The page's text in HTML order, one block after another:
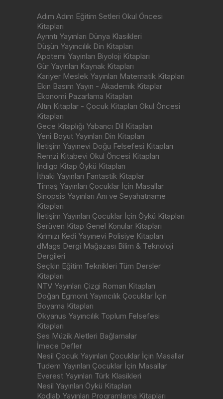
Adım Adım Eğitim Setleri Okul Öncesi
Kitapları
Ayrıntı Yayınları Dünya Klasikleri
Düşün Yayıncılık Din Kitapları
Apotemi Yayınları Biyoloji Kitapları
Gür Yayınları Kaynak Kitapları
Kariyer Meslek Yayınları Matematik Kitapları
Ekin Basım Yayın - Akademik Kitaplar
Ekonomi Pazarlama Kitapları
Altın Kitaplar - Çocuk Kitapları Okul Öncesi
Kitapları
Gece Kitaplığı Yabancı Dil Kitapları
Yeni Boyut Yayınları Din Kitapları
İletişim Yayınevi Doğu Felsefesi Kitapları
Remzi Kitabevi Okul Öncesi Kitapları
İndigo Kitap Öykü Kitapları
İthaki Yayınları Fantastik Kitaplar
Timaş Yayınları Çocuklar İçin Masallar
Sinopsis Yayınları Anı ve Seyahatname
Kitapları
İletişim Yayınları Çocuklar İçin Öykü Kitapları
Serüven Kitap Genel Konular Kitapları
Kırmızı Kedi Yayınevi Polisiye Kitapları
dMags Dergi Mağazası Bilim & Teknoloji
Dergileri
Seçkin Eğitim Teknikleri Tüm Dersler
Kitapları
NTV Yayınları Çizgi Roman Kitapları
Doğan Egmont Yayıncılık Çocuklar İçin
Boyama Kitapları
Okyanus Yayıncılık Toplum Felsefesi
Kitapları
Ses Müzik Aletleri Bağlamalar
İmece Defler
Nesil Çocuk Yayınları Çocuklar İçin Masallar
Tudem Yayınları Çocuklar İçin Masallar
Everest Yayınları Türk Klasikleri
Nesil Yayınları Öykü Kitapları
Kodlab Yayınları Programlama Kitapları